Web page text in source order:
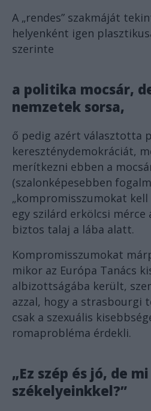
A „rendes” szakmáját
helyenként igen
szerinte
a politika mocsár,
nemzetek sorsa,
ő pedig azért választotta
kereszténydemokráciát,
merítkezni ebben a
(szalonképesebben
„kompromisszumokat kell
egy szilárd erkölcsi mérce
biztos talaj a lába alatt.
Kompromisszumokat
mikor az Európa Tanács
albizottságába került,
azzal, hogy a strasbourgi
csak a szexuális
romaprobléma érdekli.
„Ez szép és jó, de
székelyeinkkel?”